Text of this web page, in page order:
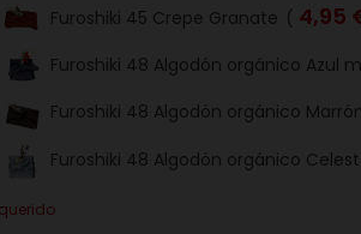
Furoshiki 45 Crepe Granate ( 4,95
Furoshiki 48 Algodón orgánico Azul
Furoshiki 48 Algodón orgánico
Furoshiki 48 Algodón orgánico